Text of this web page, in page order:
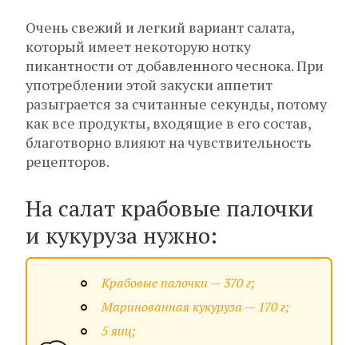
Очень свежий и легкий вариант салата,
который имеет некоторую нотку
пикантности от добавленного чеснока. При
употреблении этой закуски аппетит
разыграется за считанные секунды, потому
как все продукты, входящие в его состав,
благотворно влияют на чувствительность
рецепторов.
На салат крабовые палочки
и кукуруза нужно:
Крабовые палочки — 370 г;
Маринованная кукуруза — 170 г;
5 яиц;